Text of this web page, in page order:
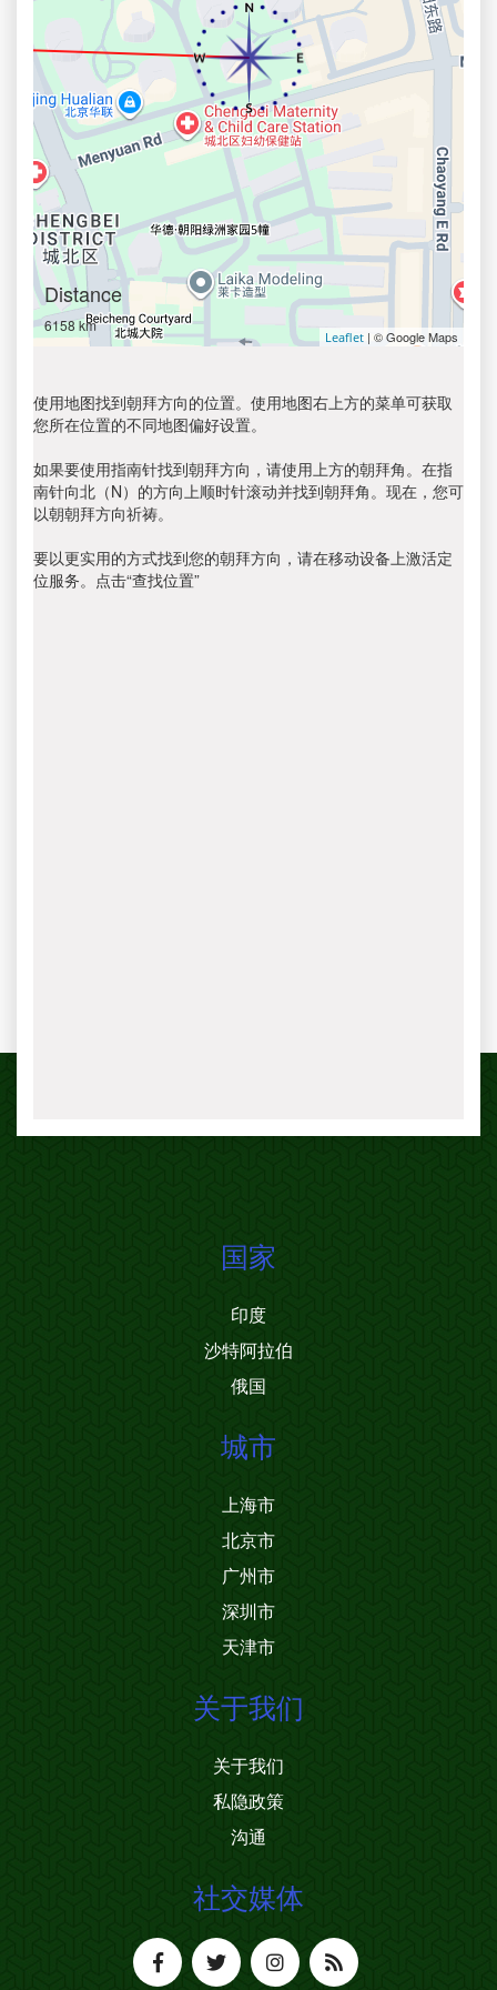
Distance
6158 km
Leaflet | © Google Maps
使用地图找到朝拜方向的位置。使用地图右上方的菜单可获取
您所在位置的不同地图偏好设置。
如果要使用指南针找到朝拜方向，请使用上方的朝拜角。在指
南针向北（N）的方向上顺时针滚动并找到朝拜角。现在，您可
以朝朝拜方向祈祷。
要以更实用的方式找到您的朝拜方向，请在移动设备上激活定
位服务。点击“查找位置”
国家
印度
沙特阿拉伯
俄国
城市
上海市
北京市
广州市
深圳市
天津市
关于我们
关于我们
私隐政策
沟通
社交媒体